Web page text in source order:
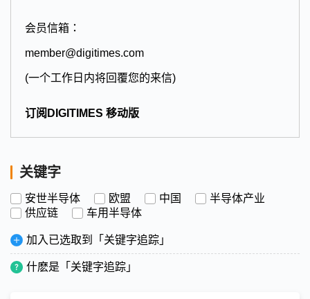
会员信箱：
member@digitimes.com
(一个工作日内将回覆您的来信)
订阅DIGITIMES 移动版
关键字
安世半导体 欧盟 中国
半导体产业
供应链
车用半导体
加入已选取到「关键字追踪」
什麽是「关键字追踪」